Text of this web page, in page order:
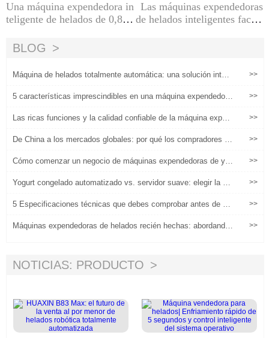
Una máquina expendedora in
teligente de helados de 0,85
ionales de alto costo
Las máquinas expendedoras
de helados inteligentes facilit
BLOG
Máquina de helados totalmente automática: una solución inteli
mundo
>>
5 características imprescindibles en una máquina expendedora
>>
Las ricas funciones y la calidad confiable de la máquina expen
>>
De China a los mercados globales: por qué los compradores eli
>>
Cómo comenzar un negocio de máquinas expendedoras de yo
>>
Yogurt congelado automatizado vs. servidor suave: elegir la m
>>
5 Especificaciones técnicas que debes comprobar antes de co
>>
Máquinas expendedoras de helados recién hechas: abordando
>>
NOTICIAS: PRODUCTO